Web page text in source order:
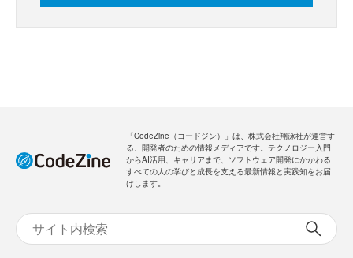
「CodeZine（コードジン）」は、株式会社翔泳社が運営す
る、開発者のための情報メディアです。テクノロジー入門
からAI活用、キャリアまで、ソフトウェア開発にかかわる
すべての人の学びと成長を支える最新情報と実践知をお届
けします。